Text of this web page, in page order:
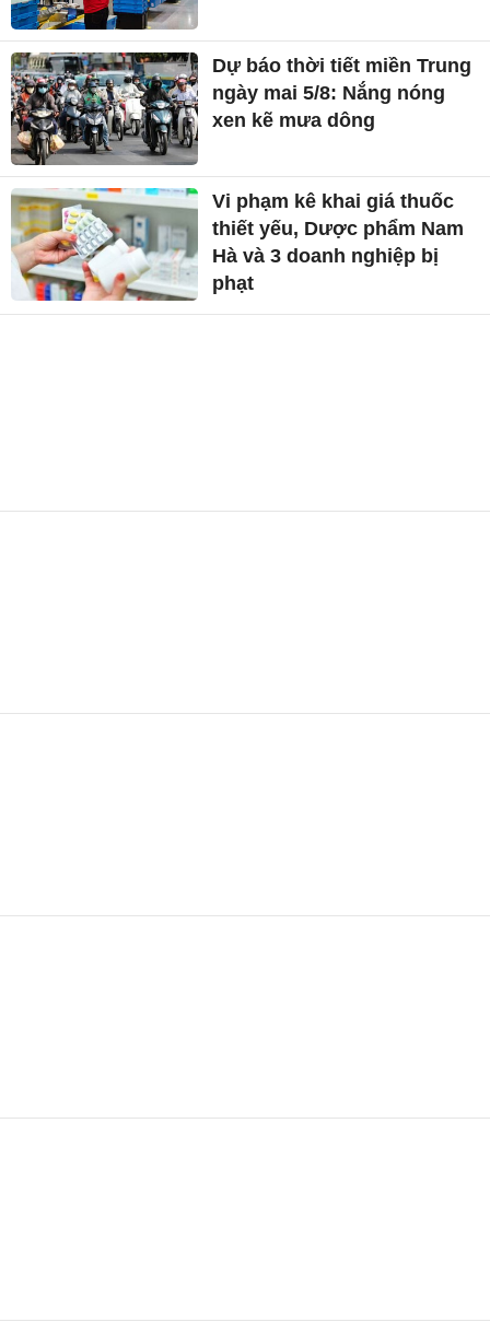
Dự báo thời tiết miền Trung
ngày mai 5/8: Nắng nóng
xen kẽ mưa dông
Vi phạm kê khai giá thuốc
thiết yếu, Dược phẩm Nam
Hà và 3 doanh nghiệp bị
phạt